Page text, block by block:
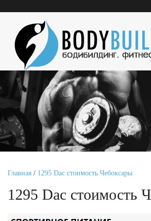
Главная / 1295 Dac стоимость Чебоксары
1295 Dac стоимость